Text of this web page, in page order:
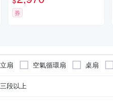
券
立扇 空氣循環扇 桌扇
三段以上